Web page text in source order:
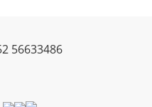
56633486